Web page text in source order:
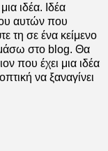
ιδέα. Ιδέα
αυτών που
τη σε ένα κείμενο
στο blog. Θα
που έχει μια ιδέα
να ξαναγίνει